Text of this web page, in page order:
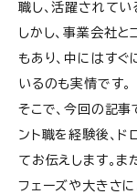
職し、活躍されてい
しかし、事業会社
もあり、中にはす
いるのも実情です。
そこで、今回の記事
ント職を経験後、ド
てお伝えします。ま
フェーズや大きさ